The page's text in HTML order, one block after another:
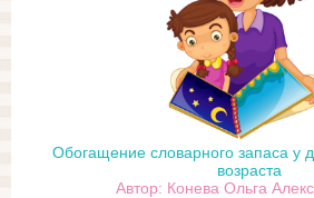
Обогащение словарного запаса у
возраста
Автор: Конева Ольга